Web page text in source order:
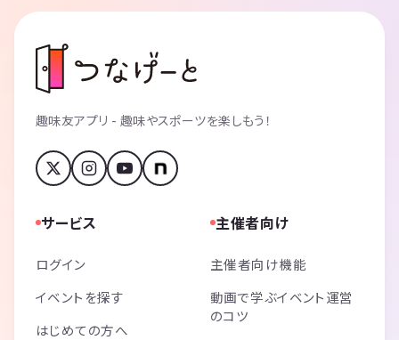
趣味友アプリ - 趣味やスポーツを楽しもう！
サービス
ログイン
イベントを探す
はじめての方へ
主催者向け
主催者向け機能
動画で学ぶイベント運営
のコツ